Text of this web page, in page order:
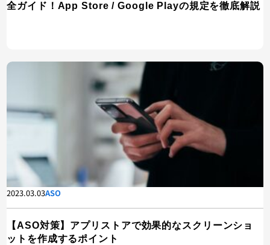
全ガイド！App Store / Google Playの規定を徹底解説
2023.03.03ASO
【ASO対策】アプリストアで効果的なスクリーンショ
ットを作成するポイント